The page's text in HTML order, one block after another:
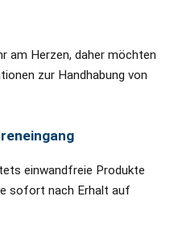
am Herzen, daher möchten
zur Handhabung von
einwandfreie Produkte
sofort nach Erhalt auf